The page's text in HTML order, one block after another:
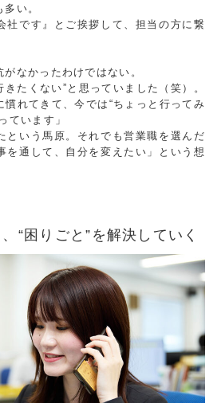
い。
社です』とご挨拶して、担当の方に繋
なかったわけではない。
きたくない”と思っていました（笑）。
れてきて、今では“ちょっと行ってみ
ています」
という馬原。それでも営業職を選んだ
を通して、自分を変えたい」という想
“困りごと”を解決していく